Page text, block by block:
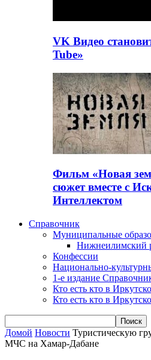
VK Видео
Tube»
Фильм «Новая
сюжет вместе с
Интеллектом
Справочник
Муниципальные
Нижнеилимский
Конфессии
Национально-
1-е издание
Кто есть кто в
Кто есть кто в
Домой Новости Туристическую
МЧС на Хамар-Дабане